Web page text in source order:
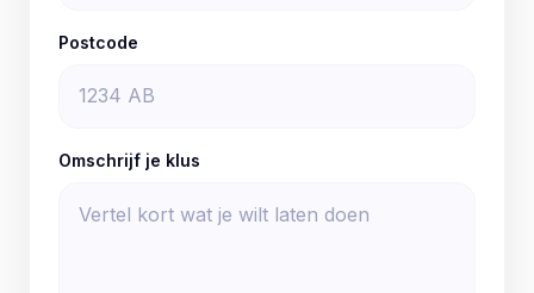
Postcode
Omschrijf je klus